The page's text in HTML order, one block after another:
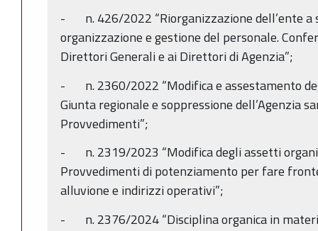
- n. 426/2022 “Riorganizzazione dell’ente a
organizzazione e gestione del personale.
Direttori Generali e ai Direttori di Agenzia”;
- n. 2360/2022 “Modifica e assestamento
Giunta regionale e soppressione dell’Agenzia
Provvedimenti”;
- n. 2319/2023 “Modifica degli assetti
Provvedimenti di potenziamento per fare
alluvione e indirizzi operativi”;
- n. 2376/2024 “Disciplina organica in